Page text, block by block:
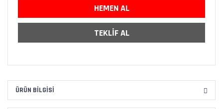
HEMEN AL
TEKLİF AL
ÜRÜN BILGISI